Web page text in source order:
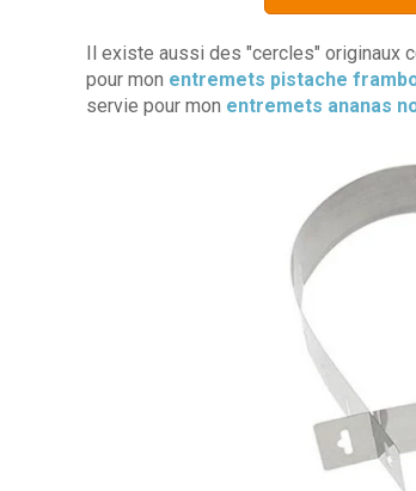
Il existe aussi des "cercles" originaux
pour mon entremets pistache
servie pour mon entremets ananas